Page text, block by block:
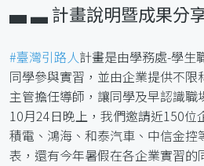
▄ ▃ 計畫說明暨成果分
#臺灣引路人計畫是由學務處-學生
同學參與實習，並由企業提供不
主管擔任導師，讓同學及早認識職
10月24日晚上，我們邀請近150位
積電、鴻海、和泰汽車、中信金
表，還有今年暑假在各企業實習